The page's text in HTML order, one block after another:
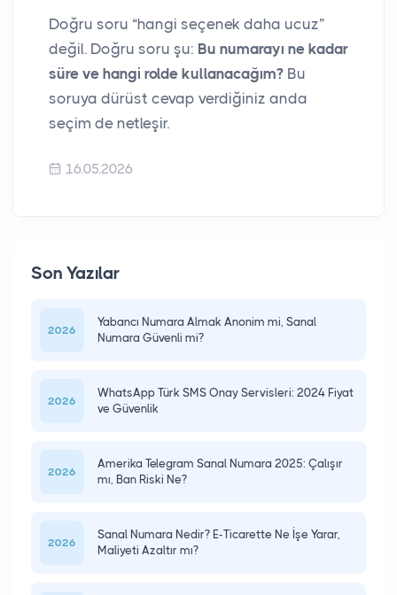
Doğru soru “hangi seçenek daha ucuz”
değil. Doğru soru şu: Bu numarayı ne kadar
süre ve hangi rolde kullanacağım? Bu
soruya dürüst cevap verdiğiniz anda
seçim de netleşir.
16.05.2026
Son Yazılar
2026
Yabancı Numara Almak Anonim mi, Sanal
Numara Güvenli mi?
2026
WhatsApp Türk SMS Onay Servisleri: 2024 Fiyat
ve Güvenlik
2026
Amerika Telegram Sanal Numara 2025: Çalışır
mı, Ban Riski Ne?
2026
Sanal Numara Nedir? E-Ticarette Ne İşe Yarar,
Maliyeti Azaltır mı?